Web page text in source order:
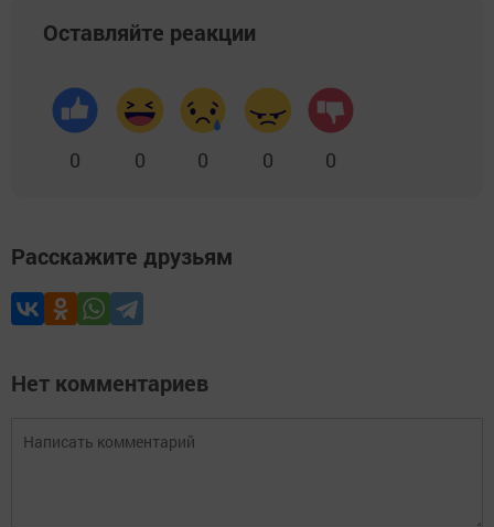
Оставляйте реакции
0 0 0 0 0
Расскажите друзьям
Нет комментариев